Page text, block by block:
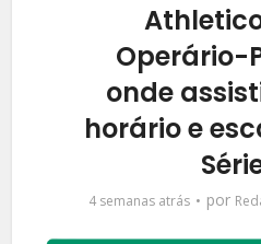
Operário-
onde
horário e
4 semanas atrás por